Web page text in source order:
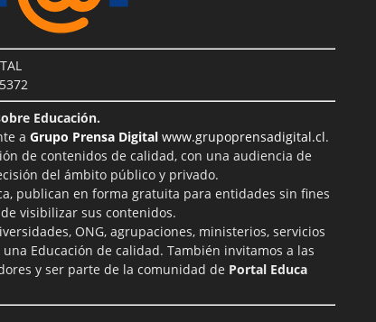
Educación.
a Grupo Prensa Digitalwww.grupoprensadigital.cl.
de contenidos de calidad, con una audiencia de
del ámbito público y privado.
publican en forma gratuita para entidades sin fines
visibilizar sus contenidos.
ONG, agrupaciones, ministerios, servicios
Educación de calidad. También invitamos a las
y ser parte de la comunidad de Portal Educa